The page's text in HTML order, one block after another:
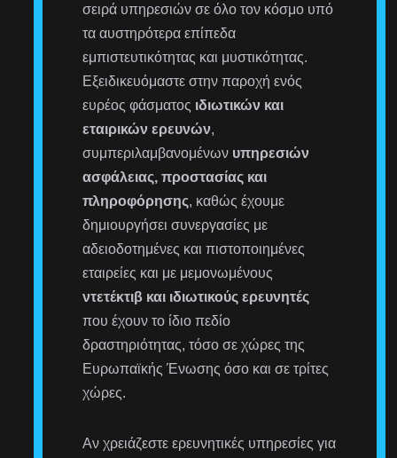
σειρά υπηρεσιών σε όλο τον κόσμο υπό
τα αυστηρότερα επίπεδα
εμπιστευτικότητας και μυστικότητας.
Εξειδικευόμαστε στην παροχή ενός
ευρέος φάσματος ιδιωτικών και
εταιρικών ερευνών,
συμπεριλαμβανομένων υπηρεσιών
ασφάλειας, προστασίας και
πληροφόρησης, καθώς έχουμε
δημιουργήσει συνεργασίες με
αδειοδοτημένες και πιστοποιημένες
εταιρείες και με μεμονωμένους
ντετέκτιβ και ιδιωτικούς ερευνητές
που έχουν το ίδιο πεδίο
δραστηριότητας, τόσο σε χώρες της
Ευρωπαϊκής Ένωσης όσο και σε τρίτες
χώρες.
Αν χρειάζεστε ερευνητικές υπηρεσίες για